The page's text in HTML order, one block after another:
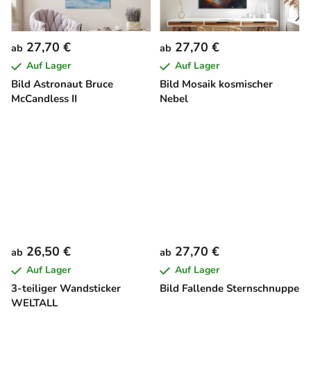
Bild Astronaut Bruce
McCandless II
ab 27,70 €
Auf Lager
Bild Mosaik kosmischer
Nebel
ab 27,70 €
Auf Lager
3-teiliger Wandsticker
WELTALL
ab 26,50 €
Auf Lager
Bild Fallende Sternschnuppe
ab 27,70 €
Auf Lager